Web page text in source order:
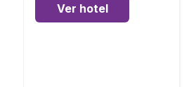
Ver hotel